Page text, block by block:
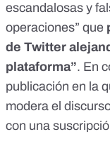
escandalosas y
operaciones” que
de Twitter
plataforma”. En
publicación en la
modera el
con una